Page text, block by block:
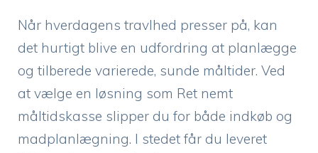
Når hverdagens travlhed presser på, kan
det hurtigt blive en udfordring at planlægge
og tilberede varierede, sunde måltider. Ved
at vælge en løsning som Ret nemt
måltidskasse slipper du for både indkøb og
madplanlægning. I stedet får du leveret